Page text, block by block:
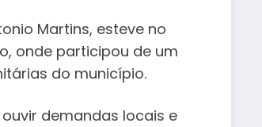
Martins, esteve no
onde participou de um
do município.
demandas locais e